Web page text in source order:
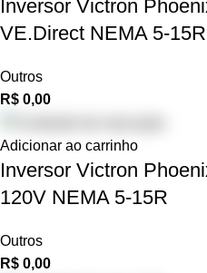
Inversor Victron
VE.Direct NEMA 5-15R
Outros
R$ 0,00
Adicionar ao carrinho
Inversor Victron
120V NEMA 5-15R
Outros
R$ 0,00